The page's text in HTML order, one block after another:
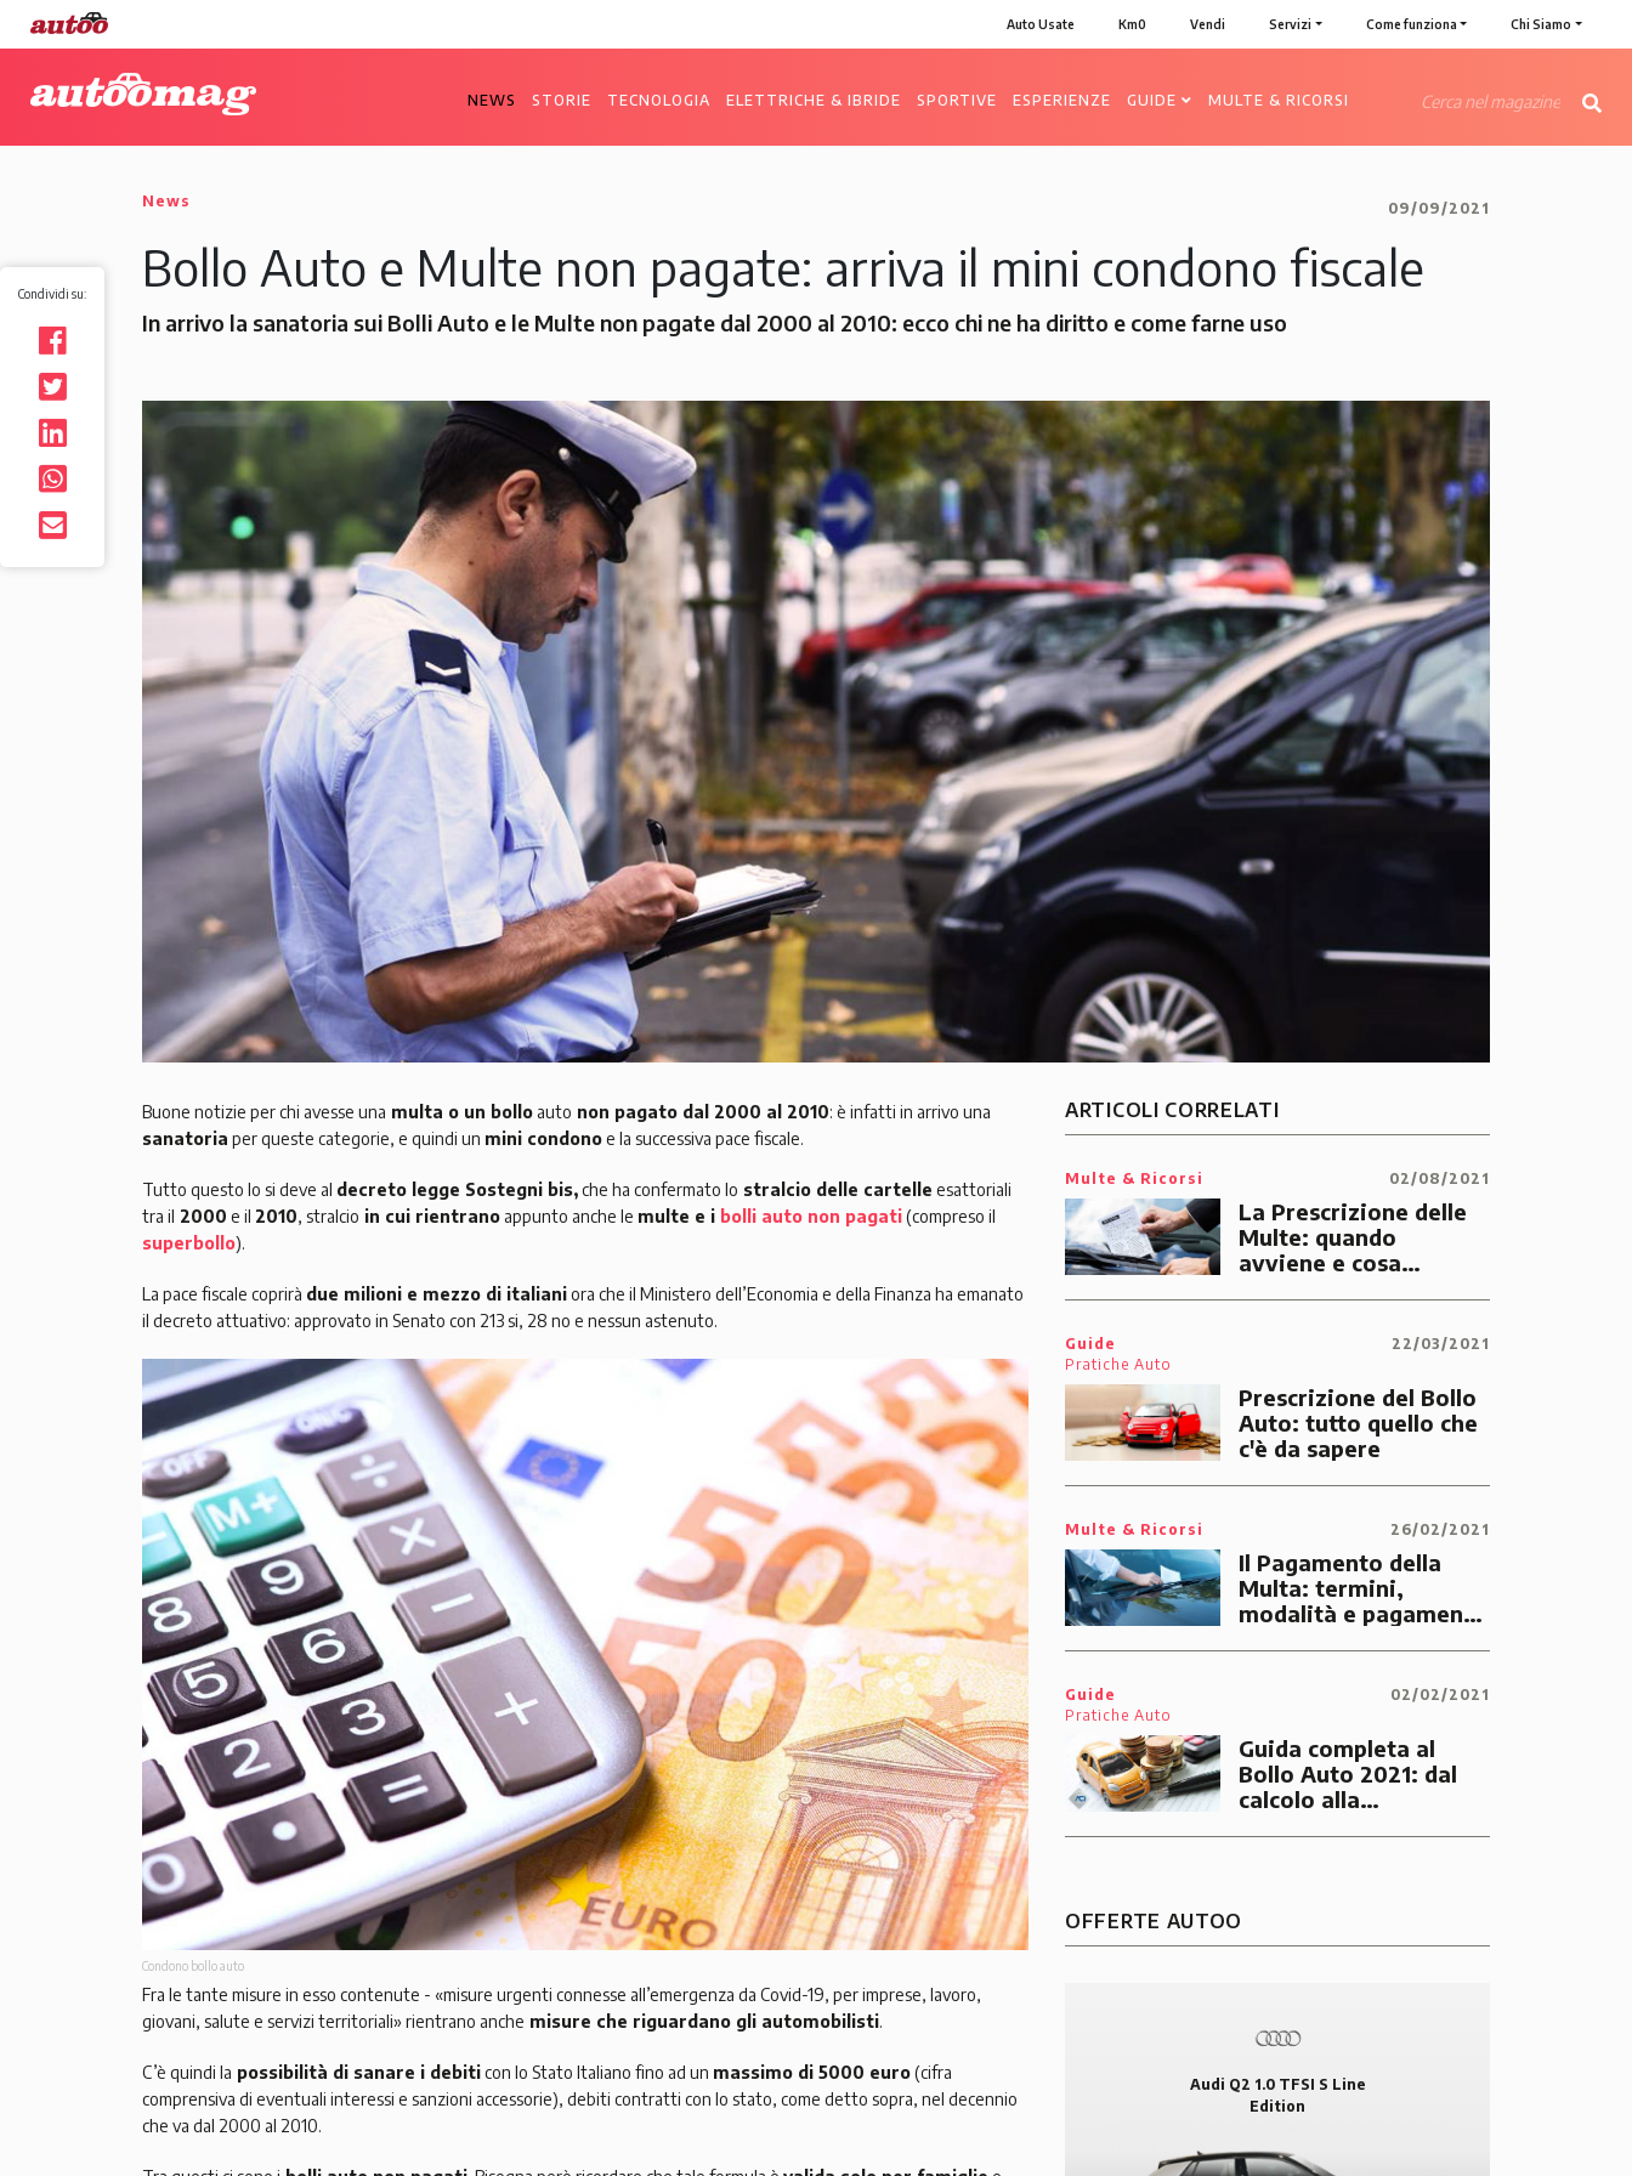
News 09/09/2021
Bollo Auto e Multe non pagate: arriva il mini condono fiscale
In arrivo la sanatoria sui Bolli Auto e le Multe non pagate dal 2000 al 2010: ecco chi ne ha diritto e come farne uso
Buone notizie per chi avesse una multa o un bollo auto non pagato dal 2000 al 2010: è infatti in arrivo una
sanatoria per queste categorie, e quindi un mini condonoe la successiva pace fiscale.
Tutto questo lo si deve al decreto legge Sostegni bis,che ha confermato lo stralcio delle cartelle esattoriali
tra il 2000 e il 2010, stralcio in cui rientrano appunto anche le multe e i bolli auto non pagati(compreso il
superbollo).
La pace fiscale coprirà due milioni e mezzo di italianiora che il Ministero dell’Economia e della Finanza ha emanato
il decreto attuativo: approvato in Senato con 213 si, 28 no e nessun astenuto.
Condono bollo auto
Fra le tante misure in esso contenute - «misure urgenti connesse all’emergenza da Covid-19, per imprese, lavoro,
giovani, salute e servizi territoriali» rientrano anche misure che riguardano gli automobilisti.
C’è quindi la possibilità di sanare i debiticon lo Stato Italiano fino ad un massimo di 5000 euro(cifra
comprensiva di eventuali interessi e sanzioni accessorie), debiti contratti con lo stato, come detto sopra, nel decennio
che va dal 2000 al 2010.
ARTICOLI CORRELATI
Multe & Ricorsi 02/08/2021
La Prescrizione delle
Multe: quando
avviene e cosa
Guide
Pratiche Auto
22/03/2021
Prescrizione del Bollo
Auto: tutto quello che
c'è da sapere
Multe & Ricorsi 26/02/2021
Il Pagamento della
Multa: termini,
modalità e pagamento
Guide
Pratiche Auto
02/02/2021
Guida completa al
Bollo Auto 2021: dal
calcolo alla
OFFERTE AUTOO
Audi Q2 1.0 TFSI S Line
Edition
Condividi su:
Auto Usate Km0 Vendi Servizi Come funziona Chi Siamo
NEWS STORIE TECNOLOGIA ELETTRICHE & IBRIDE SPORTIVE ESPERIENZE GUIDE MULTE & RICORSI